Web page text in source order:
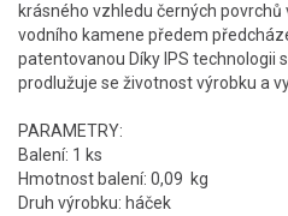
krásného vzhledu černých
vodního kamene předem
patentovanou Díky IPS technologii
prodlužuje se životnost výrobku a
PARAMETRY:
Balení: 1 ks
Hmotnost balení: 0,09 kg
Druh výrobku: háček